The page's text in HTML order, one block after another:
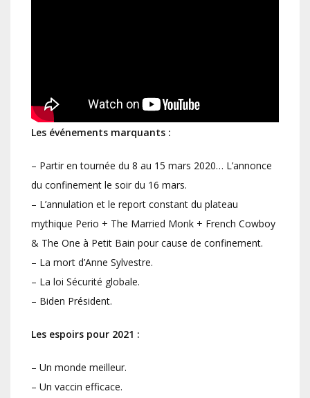
Les événements marquants :
– Partir en tournée du 8 au 15 mars 2020… L’annonce
du confinement le soir du 16 mars.
– L’annulation et le report constant du plateau
mythique Perio + The Married Monk + French Cowboy
& The One à Petit Bain pour cause de confinement.
– La mort d’Anne Sylvestre.
– La loi Sécurité globale.
– Biden Président.
Les espoirs pour 2021 :
– Un monde meilleur.
– Un vaccin efficace.